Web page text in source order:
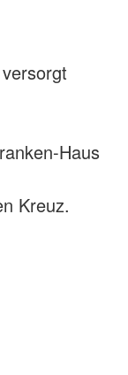
Haus
Kreuz.